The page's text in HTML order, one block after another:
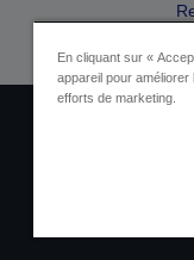
En cliquant sur «
appareil pour
efforts de marketing.